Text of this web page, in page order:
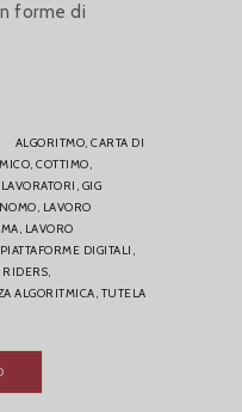
forme di
ALGORITMO, CARTA DI
COTTIMO,
GIG
LAVORO
LAVORO
PIATTAFORME DIGITALI,
RIDERS,
ALGORITMICA, TUTELA